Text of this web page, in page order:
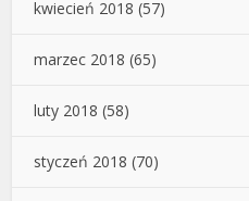
kwiecień 2018 (57)
marzec 2018 (65)
luty 2018 (58)
styczeń 2018 (70)